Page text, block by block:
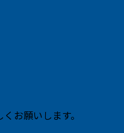
お願いします。